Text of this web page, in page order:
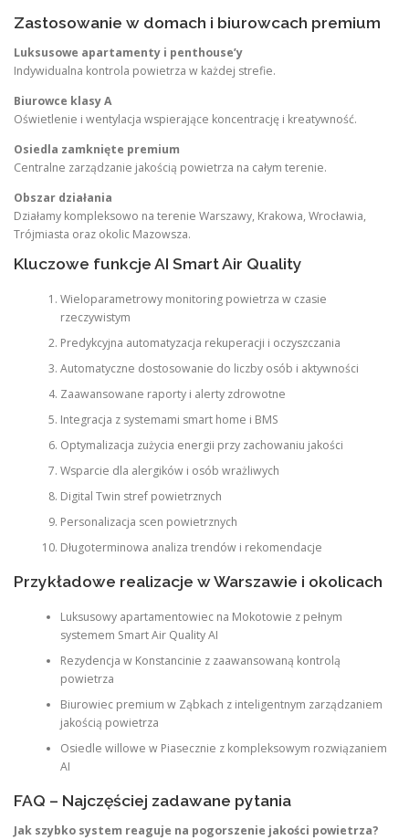
Zastosowanie w domach i biurowcach premium
Luksusowe apartamenty i penthouse’y
Indywidualna kontrola powietrza w każdej strefie.
Biurowce klasy A
Oświetlenie i wentylacja wspierające koncentrację i kreatywność.
Osiedla zamknięte premium
Centralne zarządzanie jakością powietrza na całym terenie.
Obszar działania
Działamy kompleksowo na terenie Warszawy, Krakowa, Wrocławia,
Trójmiasta oraz okolic Mazowsza.
Kluczowe funkcje AI Smart Air Quality
Wieloparametrowy monitoring powietrza w czasie
rzeczywistym
Predykcyjna automatyzacja rekuperacji i oczyszczania
Automatyczne dostosowanie do liczby osób i aktywności
Zaawansowane raporty i alerty zdrowotne
Integracja z systemami smart home i BMS
Optymalizacja zużycia energii przy zachowaniu jakości
Wsparcie dla alergików i osób wrażliwych
Digital Twin stref powietrznych
Personalizacja scen powietrznych
Długoterminowa analiza trendów i rekomendacje
Przykładowe realizacje w Warszawie i okolicach
Luksusowy apartamentowiec na Mokotowie z pełnym
systemem Smart Air Quality AI
Rezydencja w Konstancinie z zaawansowaną kontrolą
powietrza
Biurowiec premium w Ząbkach z inteligentnym zarządzaniem
jakością powietrza
Osiedle willowe w Piasecznie z kompleksowym rozwiązaniem
AI
FAQ – Najczęściej zadawane pytania
Jak szybko system reaguje na pogorszenie jakości powietrza?